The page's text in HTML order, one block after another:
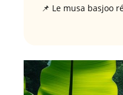
📌 Le musa basjoo